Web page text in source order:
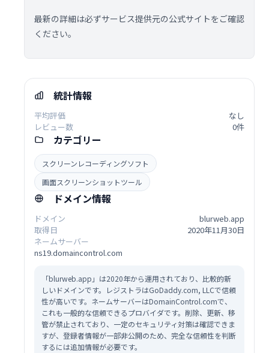
最新の詳細は必ずサービス提供元の公式サイトをご確認
ください。
統計情報
平均評価
なし
レビュー数
0件
カテゴリー
スクリーンレコーディングソフト
画面スクリーンショットツール
ドメイン情報
ドメイン
blurweb.app
取得日
2020年11月30日
ネームサーバー
ns19.domaincontrol.com
「blurweb.app」は2020年から運用されており、比較的新
しいドメインです。レジストラはGoDaddy.com, LLCで信頼
性が高いです。ネームサーバーはDomainControl.comで、
これも一般的な信頼できるプロバイダです。削除、更新、移
管が禁止されており、一定のセキュリティ対策は確認できま
すが、登録者情報が一部非公開のため、完全な信頼性を判断
するには追加情報が必要です。